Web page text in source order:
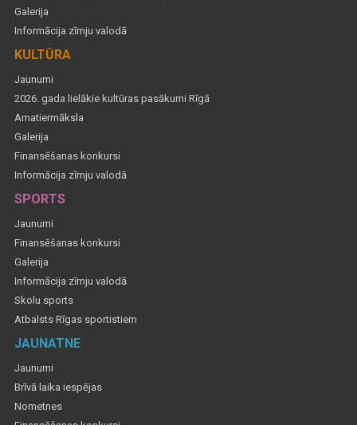
Galerija
Informācija zīmju valodā
KULTŪRA
Jaunumi
2026. gada lielākie kultūras pasākumi Rīgā
Amatiermāksla
Galerija
Finansēšanas konkursi
Informācija zīmju valodā
SPORTS
Jaunumi
Finansēšanas konkursi
Galerija
Informācija zīmju valodā
Skolu sports
Atbalsts Rīgas sportistiem
JAUNATNE
Jaunumi
Brīvā laika iespējas
Nometnes